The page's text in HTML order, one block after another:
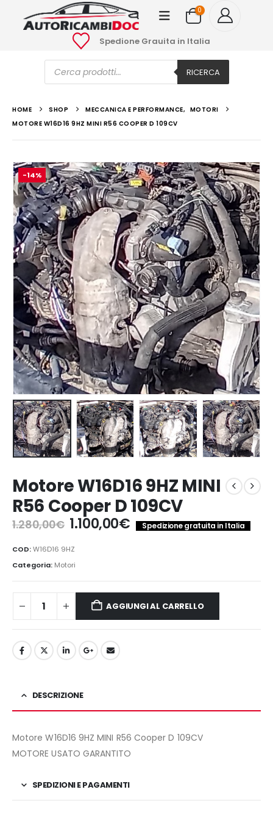
0
Spedione Grauita in Italia
Ricerca
prodotti RICERCA
HOME SHOP MECCANICA E PERFORMANCE, MOTORI
MOTORE W16D16 9HZ MINI R56 COOPER D 109CV
-14%
Motore W16D16 9HZ MINI
R56 Cooper D 109CV
1.280,00€ Il
prezzo
originale
era:
1.280,00€.
1.100,00€Il
prezzo
1.100,00€.
Spedizione gratuita in Italia
COD:W16D16 9HZ
Categoria: Motori
AGGIUNGI AL CARRELLO
DESCRIZIONE
Motore W16D16 9HZ MINI R56 Cooper D 109CV
MOTORE USATO GARANTITO
SPEDIZIONI E PAGAMENTI